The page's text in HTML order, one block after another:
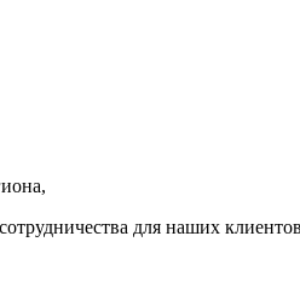
для наших